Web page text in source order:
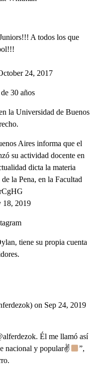
A todos los que
24, 2017
30 años
la Universidad de Buenos
Aires informa que el
su actividad docente en
dicta la materia
la Pena, en la Facultad
2019
tiene su propia cuenta
on Sep 24, 2019
Él me llamó así
nacional y popular✌
”,